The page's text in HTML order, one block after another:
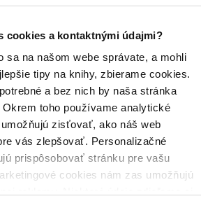
cookies a kontaktnými údajmi?
sa na našom webe správate, a mohli
tipy na knihy, zbierame cookies.
a bez nich by naša stránka
toho používame analytické
zisťovať, ako náš web
vás zlepšovať. Personalizačné
prispôsobovať stránku pre vašu
cookies nám zas umožňujú
môže však už byť aktuálne požičaná. Tu